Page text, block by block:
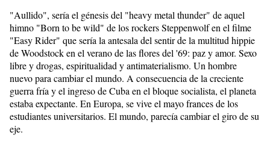
"Aullido", sería el génesis del "heavy metal thunder" de aquel
himno "Born to be wild" de los rockers Steppenwolf en el filme
"Easy Rider" que sería la antesala del sentir de la multitud hippie
de Woodstock en el verano de las flores del '69: paz y amor. Sexo
libre y drogas, espiritualidad y antimaterialismo. Un hombre
nuevo para cambiar el mundo. A consecuencia de la creciente
guerra fría y el ingreso de Cuba en el bloque socialista, el planeta
estaba expectante. En Europa, se vive el mayo frances de los
estudiantes universitarios. El mundo, parecía cambiar el giro de su
eje.